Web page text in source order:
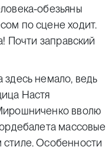
обезьяны
по сцене ходит.
Почти заправский
немало, ведь
Настя
вволю
массовые
стиле. Особенности